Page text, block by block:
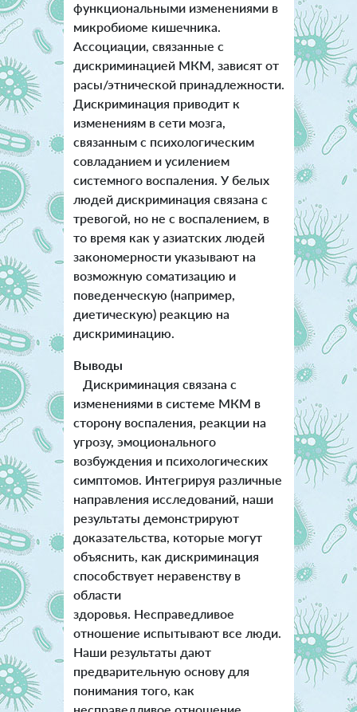
функциональными изменениями в
микробиоме кишечника.
Ассоциации, связанные с
дискриминацией МКМ, зависят от
расы/этнической принадлежности.
Дискриминация приводит к
изменениям в сети мозга,
связанным с психологическим
совладанием и усилением
системного воспаления. У белых
людей дискриминация связана с
тревогой, но не с воспалением, в
то время как у азиатских людей
закономерности указывают на
возможную соматизацию и
поведенческую (например,
диетическую) реакцию на
дискриминацию.
Выводы
Дискриминация связана с
изменениями в системе МКМ в
сторону воспаления, реакции на
угрозу, эмоционального
возбуждения и психологических
симптомов. Интегрируя различные
направления исследований, наши
результаты демонстрируют
доказательства, которые могут
объяснить, как дискриминация
способствует неравенству в
области
здоровья. Несправедливое
отношение испытывают все люди.
Наши результаты дают
предварительную основу для
понимания того, как